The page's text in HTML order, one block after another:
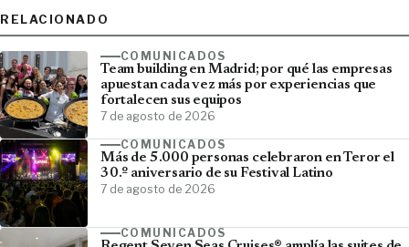
RELACIONADO
COMUNICADOS
Team building en Madrid; por qué las empresas
apuestan cada vez más por experiencias que
fortalecen sus equipos
7 de agosto de 2026
COMUNICADOS
Más de 5.000 personas celebraron en Teror el
30.º aniversario de su Festival Latino
7 de agosto de 2026
COMUNICADOS